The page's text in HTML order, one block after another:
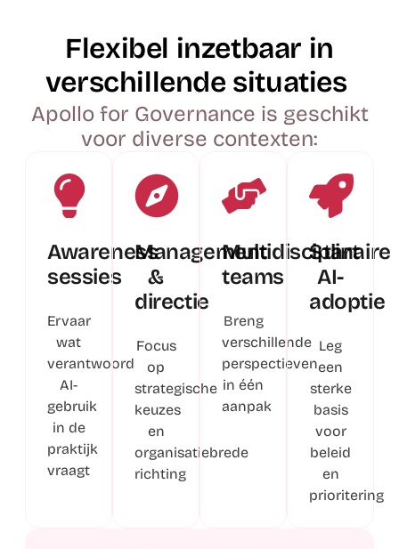
Flexibel inzetbaar in
verschillende situaties
Apollo for Governance is geschikt
voor diverse contexten:
Awareness
sessies
Ervaar
wat
verantwoord
AI-
gebruik
in de
praktijk
vraagt
Management
&
directie
Focus
op
strategische
keuzes
en
organisatiebrede
richting
Multidisciplinaire
teams
Breng
verschillende
perspectieven
in één
aanpak
Start
AI-
adoptie
Leg
een
sterke
basis
voor
beleid
en
prioritering